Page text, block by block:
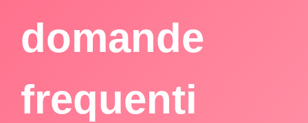
domande
frequenti